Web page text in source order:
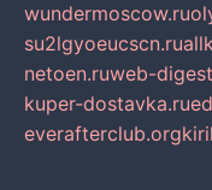
wundermoscow.ru
su2lgyoeucscn.ru
netoen.ruweb-
kuper-dostavka.ru
everafterclub.org